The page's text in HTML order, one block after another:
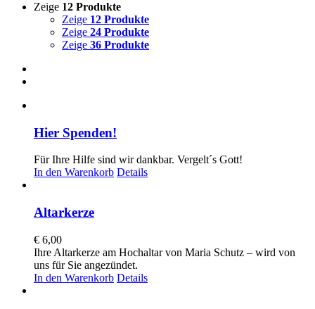
Zeige 12 Produkte
Zeige 12 Produkte
Zeige 24 Produkte
Zeige 36 Produkte
Hier Spenden!
Für Ihre Hilfe sind wir dankbar. Vergelt´s Gott!
In den Warenkorb Details
Altarkerze
€ 6,00
Ihre Altarkerze am Hochaltar von Maria Schutz – wird von
uns für Sie angezündet.
In den Warenkorb Details